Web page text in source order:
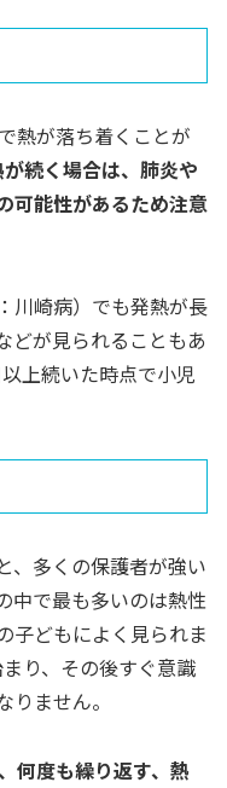
熱が落ち着くことが
続く場合は、肺炎や
可能性があるため注意
川崎病）でも発熱が長
どが見られることもあ
上続いた時点で小児
、多くの保護者が強い
中で最も多いのは熱性
子どもによく見られま
り、その後すぐ意識
ません。
何度も繰り返す、熱